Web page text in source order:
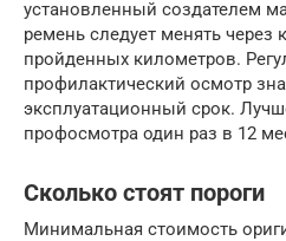
установленный создателем
ремень следует менять через
пройденных километров.
профилактический осмотр
эксплуатационный срок.
профосмотра один раз в 12
Сколько стоят пороги
Минимальная стоимость